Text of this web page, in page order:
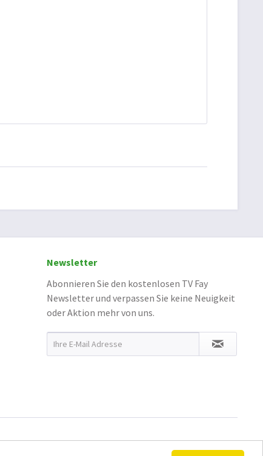
Newsletter
Abonnieren Sie den kostenlosen TV Fay
Newsletter und verpassen Sie keine Neuigkeit
oder Aktion mehr von uns.